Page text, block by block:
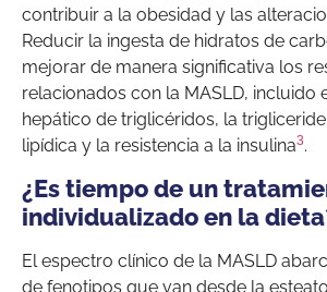
contribuir a la obesidad y las
Reducir la ingesta de hidratos de
mejorar de manera significativa los
relacionados con la MASLD, incluido
hepático de triglicéridos, la
lipídica y la resistencia a la insulina3.
¿Es tiempo de un
individualizado en la
El espectro clínico de la MASLD
de fenotipos que van desde la